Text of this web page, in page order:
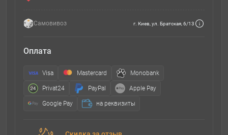
Самовивоз г. Киев, ул. Братская, 6/13
Оплата
Visa Mastercard Monobank
Privat24 PayPal Apple Pay
Google Pay на реквизиты